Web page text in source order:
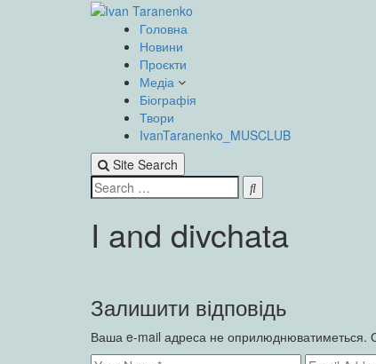
Головна
Новини
Проєкти
Медіа
Біографія
Твори
IvanTaranenko_MUSCLUB
Site Search
Search
for:
Search
I and divchata
Залишити відповідь
Ваша e-mail адреса не оприлюднюватиметься.